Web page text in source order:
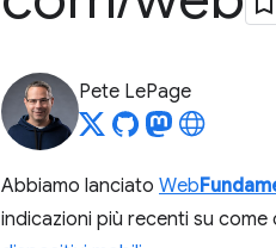
Pete LePage
Abbiamo lanciato Web
indicazioni più recenti su